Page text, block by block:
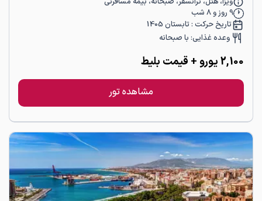
9 روز و8 شب
تاریخ حرکت : تابستان 1405
وعده غذایی: با صبحانه
2,100یورو + قیمت بلیط
مشاهده تور